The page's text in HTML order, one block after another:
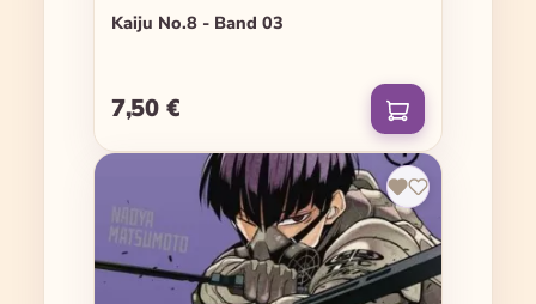
Kaiju No.8 - Band 03
Regulärer Preis:
7,50 €